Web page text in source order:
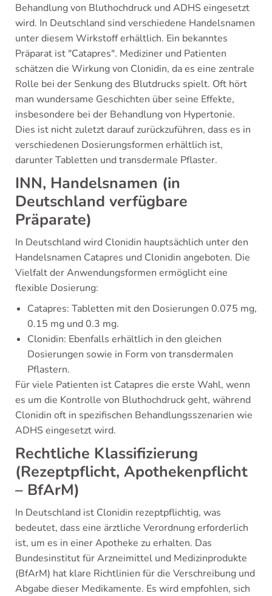
Behandlung von Bluthochdruck und ADHS eingesetzt
wird. In Deutschland sind verschiedene Handelsnamen
unter diesem Wirkstoff erhältlich. Ein bekanntes
Präparat ist "Catapres". Mediziner und Patienten
schätzen die Wirkung von Clonidin, da es eine zentrale
Rolle bei der Senkung des Blutdrucks spielt. Oft hört
man wundersame Geschichten über seine Effekte,
insbesondere bei der Behandlung von Hypertonie.
Dies ist nicht zuletzt darauf zurückzuführen, dass es in
verschiedenen Dosierungsformen erhältlich ist,
darunter Tabletten und transdermale Pflaster.
INN, Handelsnamen (in
Deutschland verfügbare
Präparate)
In Deutschland wird Clonidin hauptsächlich unter den
Handelsnamen Catapres und Clonidin angeboten. Die
Vielfalt der Anwendungsformen ermöglicht eine
flexible Dosierung:
Catapres: Tabletten mit den Dosierungen 0.075 mg,
0.15 mg und 0.3 mg.
Clonidin: Ebenfalls erhältlich in den gleichen
Dosierungen sowie in Form von transdermalen
Pflastern.
Für viele Patienten ist Catapres die erste Wahl, wenn
es um die Kontrolle von Bluthochdruck geht, während
Clonidin oft in spezifischen Behandlungsszenarien wie
ADHS eingesetzt wird.
Rechtliche Klassifizierung
(Rezeptpflicht, Apothekenpflicht
– BfArM)
In Deutschland ist Clonidin rezeptpflichtig, was
bedeutet, dass eine ärztliche Verordnung erforderlich
ist, um es in einer Apotheke zu erhalten. Das
Bundesinstitut für Arzneimittel und Medizinprodukte
(BfArM) hat klare Richtlinien für die Verschreibung und
Abgabe dieser Medikamente. Es wird empfohlen, sich